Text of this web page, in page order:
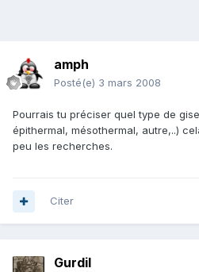
amph
Posté(e) 3 mars 2008
Pourrais tu préciser quel type de
épithermal, mésothermal, autre,..)
peu les recherches.
Citer
Gurdil